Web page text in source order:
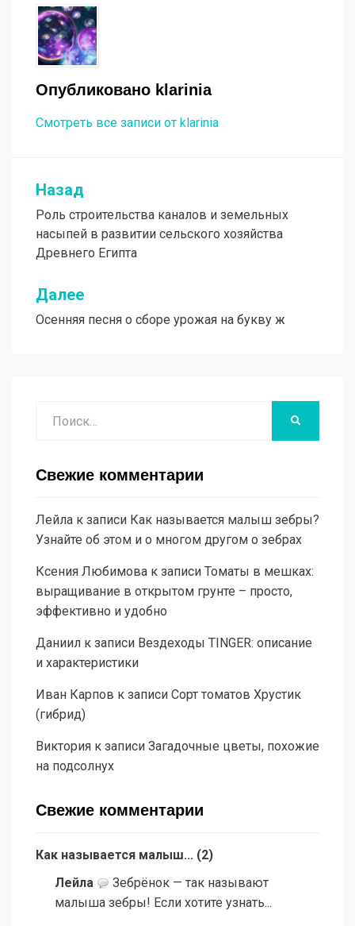
Опубликовано klarinia
Смотреть все записи от klarinia
Навигация
по
записям
Назад
Роль строительства каналов и земельных
насыпей в развитии сельского хозяйства
Древнего Египта
Далее
Осенняя песня о сборе урожая на букву ж
Свежие комментарии
Лейла к записи Как называется малыш зебры?
Узнайте об этом и о многом другом о зебрах
Ксения Любимова к записи Томаты в мешках:
выращивание в открытом грунте – просто,
эффективно и удобно
Даниил к записи Вездеходы TINGER: описание
и характеристики
Иван Карпов к записи Сорт томатов Хрустик
(гибрид)
Виктория к записи Загадочные цветы, похожие
на подсолнух
Свежие комментарии
Как называется малыш... (2)
Лейла
Зебрёнок — так называют
малыша зебры! Если хотите узнать...